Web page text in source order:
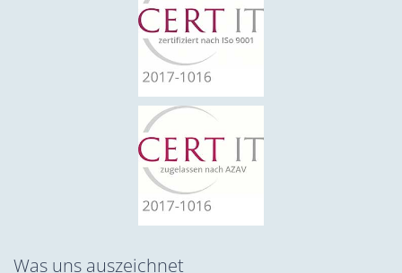
Was uns auszeichnet